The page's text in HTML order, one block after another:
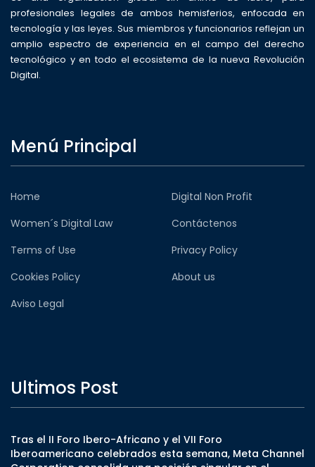
profesionales legales de ambos hemisferios, enfocada en
tecnología y las leyes. Sus miembros y funcionarios reflejan un
amplio espectro de experiencia en el campo del derecho
tecnológico y en todo el ecosistema de la nueva Revolución
Digital.
Menú Principal
Home
Digital Non Profit
Women´s Digital Law
Contáctenos
Terms of Use
Privacy Policy
Cookies Policy
About us
Aviso Legal
Ultimos Post
Tras el II Foro Ibero-Africano y el VII Foro
Iberoamericano celebrados esta semana, Meta Channel